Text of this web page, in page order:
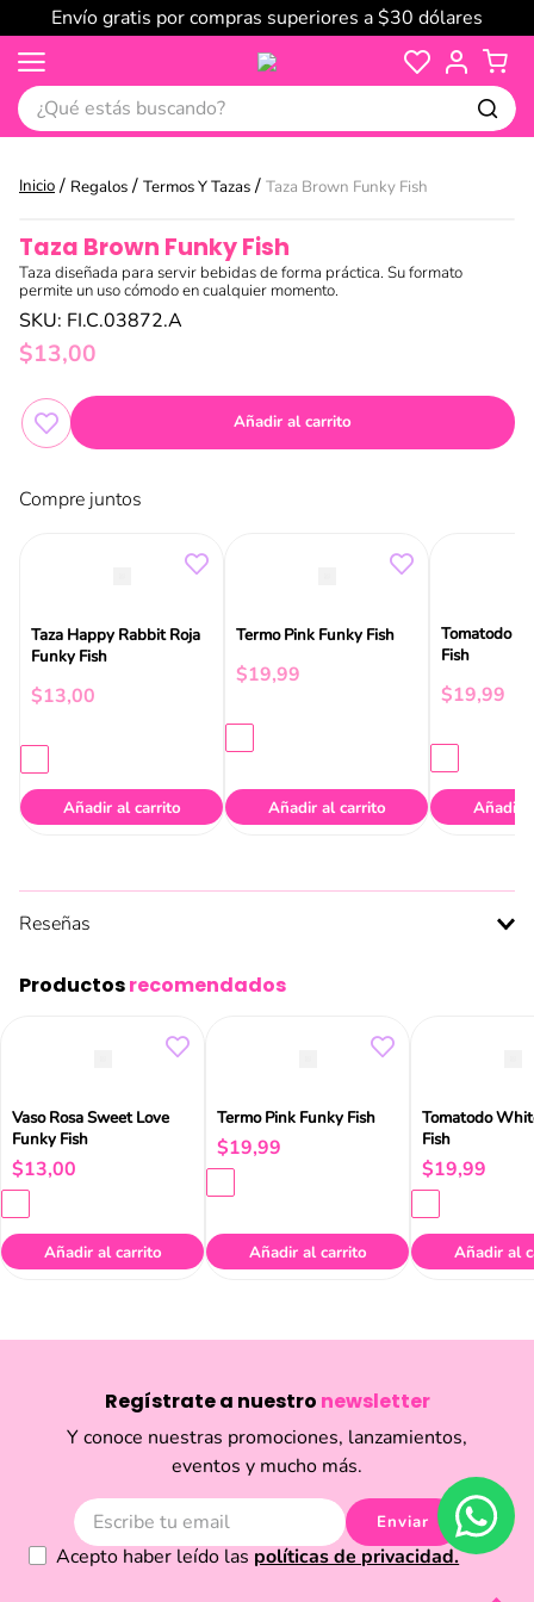
Envío gratis por compras superiores a $30 dólares
¿Qué estás buscando?
Regalos Termos Y Tazas Taza Brown Funky Fish
Taza Brown Funky Fish
Taza diseñada para servir bebidas de forma práctica. Su formato
permite un uso cómodo en cualquier momento.
SKU: FI.C.03872.A
$13,00
Añadir al carrito
Compre juntos
Taza Happy Rabbit Roja
Funky Fish
$13,00
Añadir al carrito
Termo Pink Funky Fish
$19,99
Añadir al carrito
Tomatodo
Fish
$19,99
Añadir
Reseñas
Productosrecomendados
Vaso Rosa Sweet Love
Funky Fish
$13,00
Añadir al carrito
Termo Pink Funky Fish
$19,99
Añadir al carrito
Tomatodo
Fish
$19,99
Añadir al
Regístrate a nuestro newsletter
Y conoce nuestras promociones, lanzamientos,
eventos y mucho más.
Enviar
Acepto haber leído las políticas de privacidad.